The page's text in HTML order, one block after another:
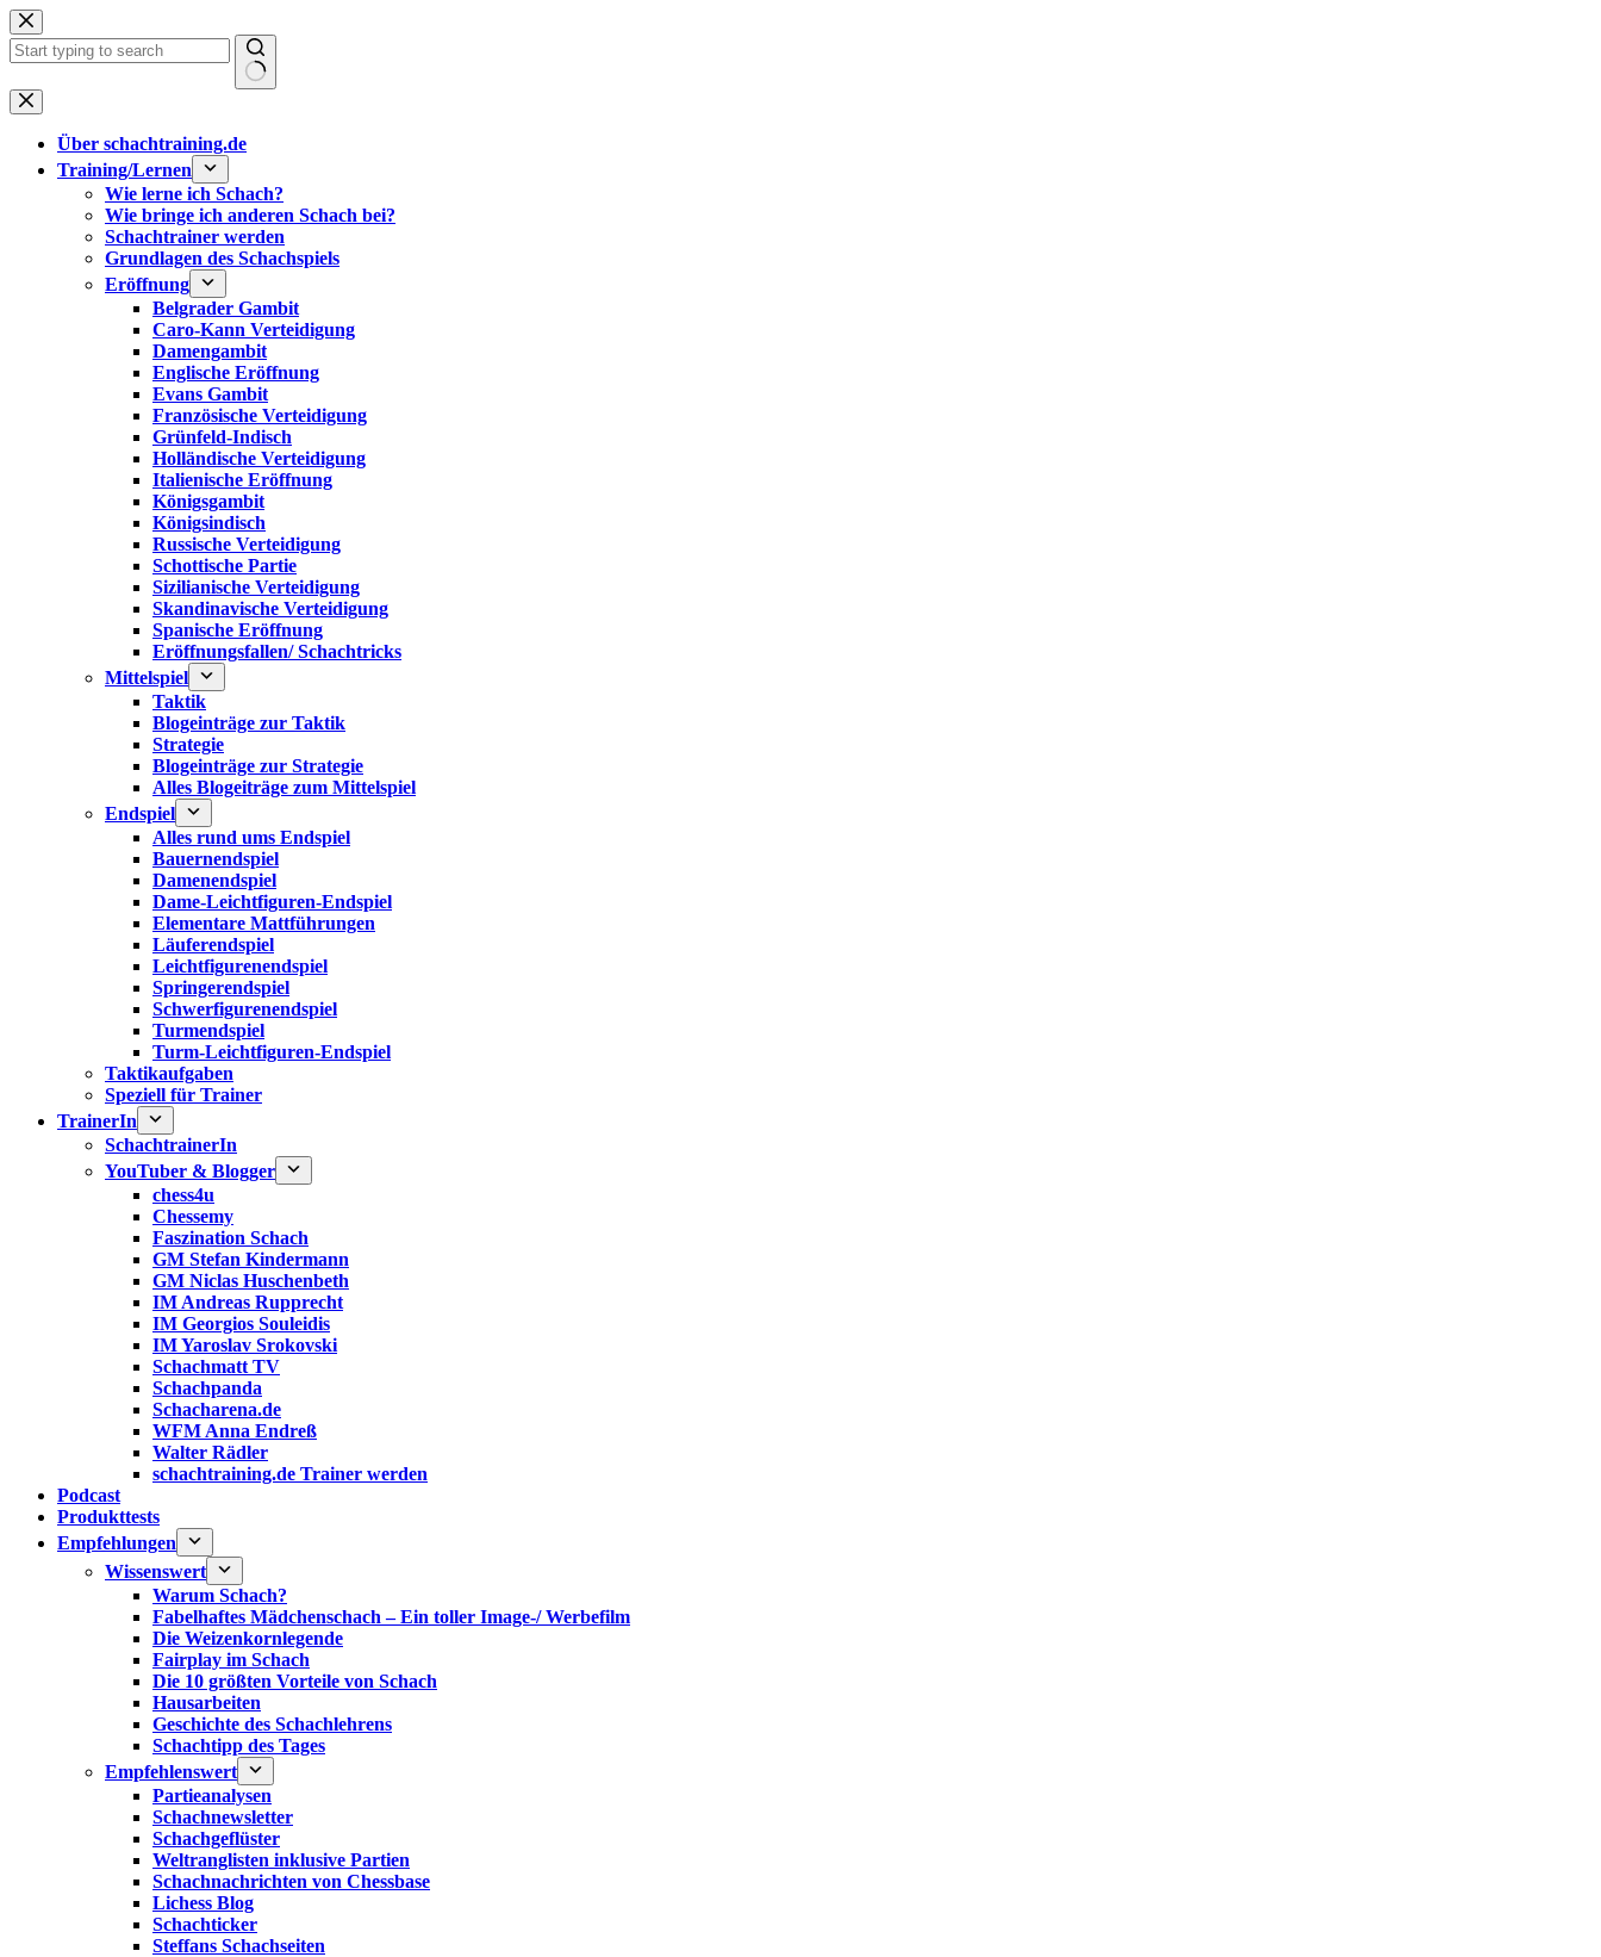
Zum
Inhalt
springen
Keine
Ergebnisse
Über schachtraining.de
Training/Lernen
Wie lerne ich Schach?
Wie bringe ich anderen Schach bei?
Schachtrainer werden
Grundlagen des Schachspiels
Eröffnung
Belgrader Gambit
Caro-Kann Verteidigung
Damengambit
Englische Eröffnung
Evans Gambit
Französische Verteidigung
Grünfeld-Indisch
Holländische Verteidigung
Italienische Eröffnung
Königsgambit
Königsindisch
Russische Verteidigung
Schottische Partie
Sizilianische Verteidigung
Skandinavische Verteidigung
Spanische Eröffnung
Eröffnungsfallen/ Schachtricks
Mittelspiel
Taktik
Blogeinträge zur Taktik
Strategie
Blogeinträge zur Strategie
Alles Blogeiträge zum Mittelspiel
Endspiel
Alles rund ums Endspiel
Bauernendspiel
Damenendspiel
Dame-Leichtfiguren-Endspiel
Elementare Mattführungen
Läuferendspiel
Leichtfigurenendspiel
Springerendspiel
Schwerfigurenendspiel
Turmendspiel
Turm-Leichtfiguren-Endspiel
Taktikaufgaben
Speziell für Trainer
TrainerIn
SchachtrainerIn
YouTuber & Blogger
chess4u
Chessemy
Faszination Schach
GM Stefan Kindermann
GM Niclas Huschenbeth
IM Andreas Rupprecht
IM Georgios Souleidis
IM Yaroslav Srokovski
Schachmatt TV
Schachpanda
Schacharena.de
WFM Anna Endreß
Walter Rädler
schachtraining.de Trainer werden
Podcast
Produkttests
Empfehlungen
Wissenswert
Warum Schach?
Fabelhaftes Mädchenschach – Ein toller Image-/ Werbefilm
Die Weizenkornlegende
Fairplay im Schach
Die 10 größten Vorteile von Schach‎
Hausarbeiten
Geschichte des Schachlehrens
Schachtipp des Tages
Empfehlenswert
Partieanalysen
Schachnewsletter
Schachgeflüster
Weltranglisten inklusive Partien
Schachnachrichten von Chessbase
Lichess Blog
Schachticker
Steffans Schachseiten